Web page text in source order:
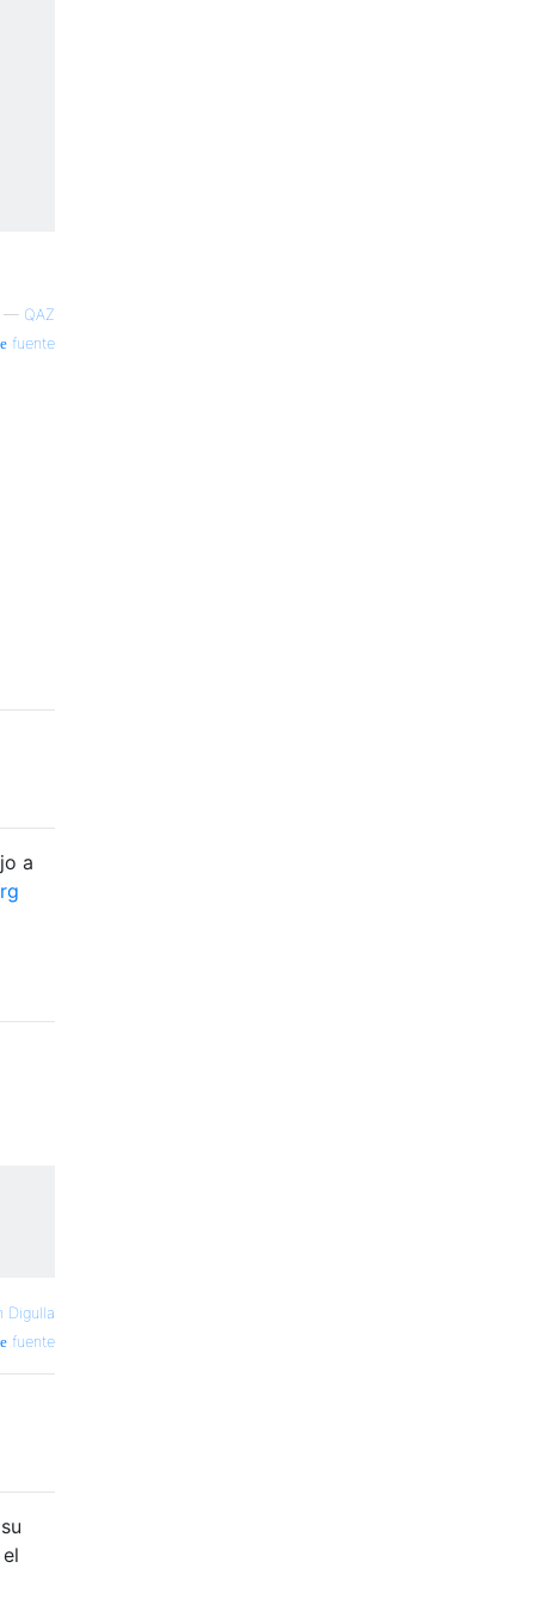
— QAZ
fuente
a
Digulla
fuente